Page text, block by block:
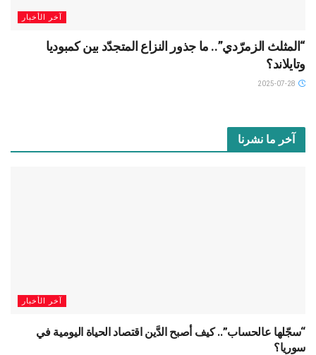
آخر الأخبار
“المثلث الزمرّدي”.. ما جذور النزاع المتجدّد بين كمبوديا
وتايلاند؟
آخر ما نشرنا
آخر الأخبار
“سجّلها عالحساب”.. كيف أصبح الدَّين اقتصاد الحياة اليومية في
سوريا؟